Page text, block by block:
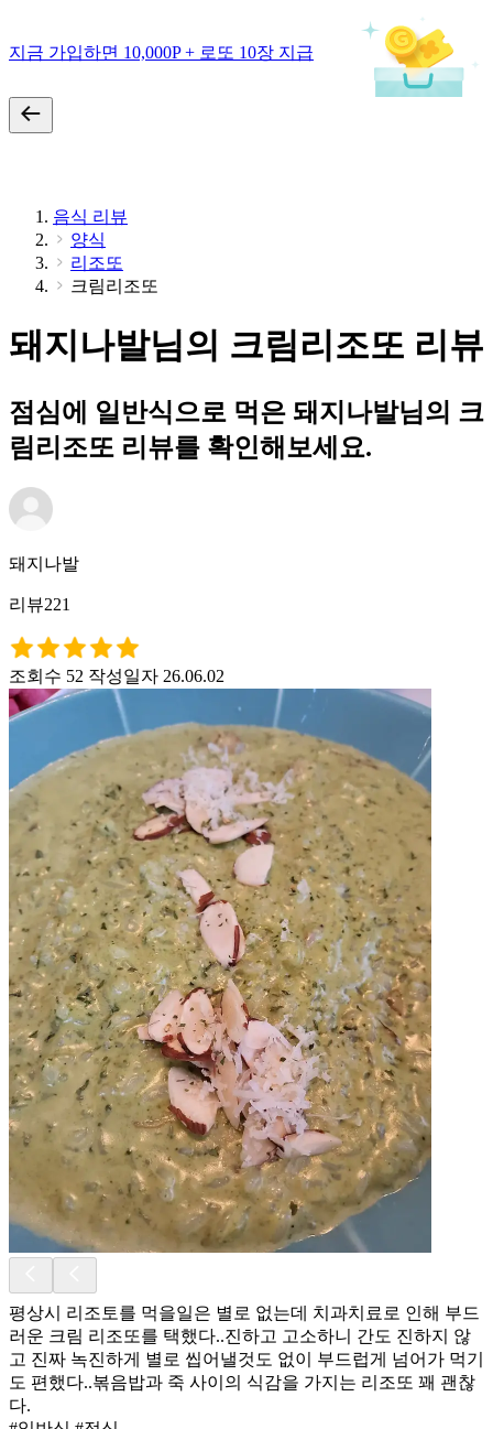
지금 가입하면 10,000P + 로또 10장 지급
음식 리뷰
양식
리조또
크림리조또
돼지나발님의 크림리조또 리뷰
점심에 일반식으로 먹은 돼지나발님의 크
림리조또 리뷰를 확인해보세요.
돼지나발
리뷰221
조회수 52 작성일자 26.06.02
평상시 리조토를 먹을일은 별로 없는데 치과치료로 인해 부드
러운 크림 리조또를 택했다..진하고 고소하니 간도 진하지 않
고 진짜 녹진하게 별로 씹어낼것도 없이 부드럽게 넘어가 먹기
도 편했다..볶음밥과 죽 사이의 식감을 가지는 리조또 꽤 괜찮
다.